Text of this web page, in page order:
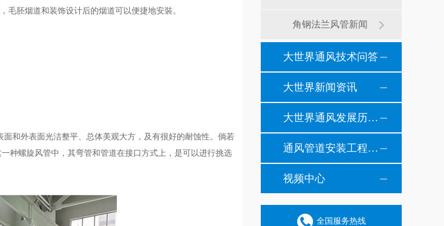
毛胚烟道和装饰设计后的烟道可以便捷地安裝。
和外表面光洁整平、总体美观大方，及有很好的耐蚀性。倘若
种螺旋风管中，其弯管和管道在接口方式上，是可以进行挑选
角钢法兰风管新闻
大世界通风技术问答
大世界新闻资讯
大世界通风发展历程纪事
通风管道安装工程风管安装现场施工案例
视频中心
全国服务热线